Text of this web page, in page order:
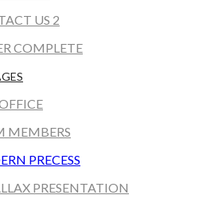
US 2
COMPLETE
MEMBERS
PRECESS
PRESENTATION